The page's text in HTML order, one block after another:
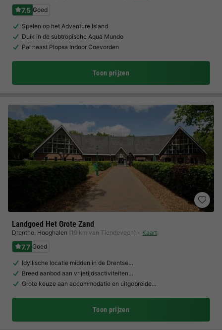
7.5 Goed
Spelen op het Adventure Island
Duik in de subtropische Aqua Mundo
Pal naast Plopsa Indoor Coevorden
Toon prijzen
Landgoed Het Grote Zand
Drenthe, Hooghalen (19 km van Tiendeveen) Kaart
7.7 Goed
Idyllische locatie midden in de Drentse…
Breed aanbod aan vrijetijdsactiviteiten…
Grote keuze aan accommodatie en uitgebreide…
Toon prijzen